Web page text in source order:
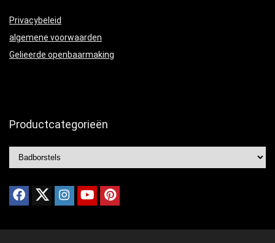
Privacybeleid
algemene voorwaarden
Gelieerde openbaarmaking
Productcategorieën